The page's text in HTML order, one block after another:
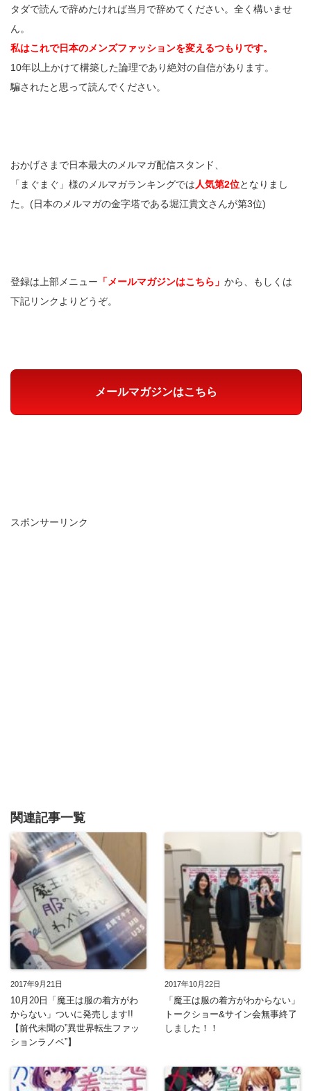
タダで読んで辞めたければ当月で辞めてください。全く構いませ
ん。
私はこれで日本のメンズファッションを変えるつもりです。
10年以上かけて構築した論理であり絶対の自信があります。
騙されたと思って読んでください。
おかげさまで日本最大のメルマガ配信スタンド、
「まぐまぐ」様のメルマガランキングでは人気第2位となりまし
た。(日本のメルマガの金字塔である堀江貴文さんが第3位)
登録は上部メニュー 「メールマガジンはこちら」 から、もしくは
下記リンクよりどうぞ。
メールマガジンはこちら
スポンサーリンク
関連記事一覧
2017年9月21日
10月20日「魔王は服の着方がわ
からない」ついに発売します!!
【前代未聞の”異世界転生ファッ
ションラノベ”】
2017年10月22日
「魔王は服の着方がわからない」
トークショー&サイン会無事終了
しました！！